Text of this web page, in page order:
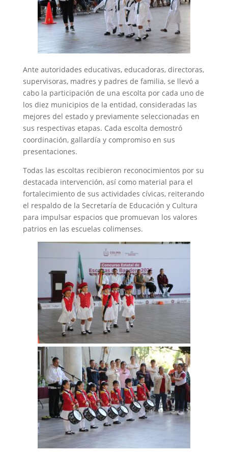
Ante autoridades educativas, educadoras, directoras,
supervisoras, madres y padres de familia, se llevó a
cabo la participación de una escolta por cada uno de
los diez municipios de la entidad, consideradas las
mejores del estado y previamente seleccionadas en
sus respectivas etapas. Cada escolta demostró
coordinación, gallardía y compromiso en sus
presentaciones.
Todas las escoltas recibieron reconocimientos por su
destacada intervención, así como material para el
fortalecimiento de sus actividades cívicas, reiterando
el respaldo de la Secretaría de Educación y Cultura
para impulsar espacios que promuevan los valores
patrios en las escuelas colimenses.